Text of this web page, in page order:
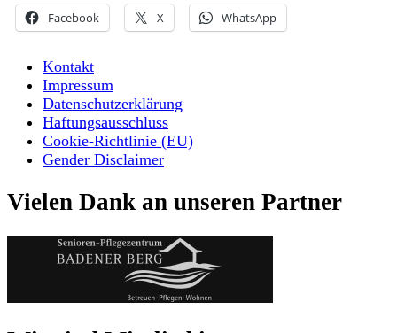
Facebook X WhatsApp
Kontakt
Impressum
Datenschutzerklärung
Haftungsausschluss
Cookie-Richtlinie (EU)
Gender Disclaimer
Vielen Dank an unseren Partner